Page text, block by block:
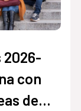
2026-
con
de